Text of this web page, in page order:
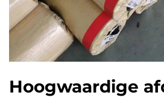
Hoogwaardige